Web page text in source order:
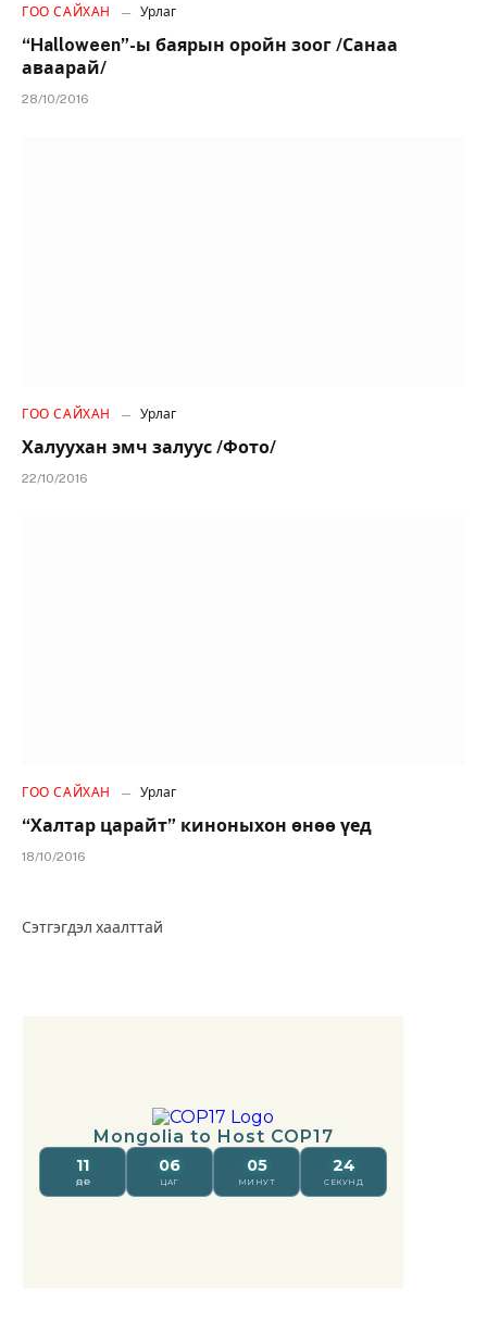
ГОО САЙХАН Урлаг
“Halloween”-ы баярын оройн зоог /Санаа
аваарай/
28/10/2016
ГОО САЙХАН Урлаг
Халуухан эмч залуус /Фото/
22/10/2016
ГОО САЙХАН Урлаг
“Халтар царайт” киноныхон өнөө үед
18/10/2016
Сэтгэгдэл хаалттай